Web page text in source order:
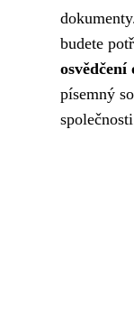
budete
písemný